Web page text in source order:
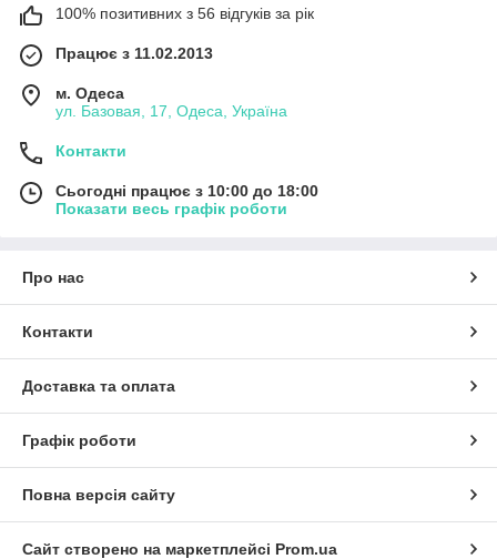
100% позитивних з 56 відгуків за рік
Працює з 11.02.2013
м. Одеса
ул. Базовая, 17, Одеса, Україна
Контакти
Сьогодні працює з 10:00 до 18:00
Показати весь графік роботи
Про нас
Контакти
Доставка та оплата
Графік роботи
Повна версія сайту
Сайт створено на маркетплейсі Prom.ua